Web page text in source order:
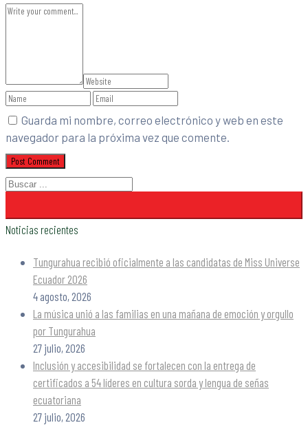
Guarda mi nombre, correo electrónico y web en este
navegador para la próxima vez que comente.
Noticias recientes
Tungurahua recibió oficialmente a las candidatas de Miss Universe
Ecuador 2026
4 agosto, 2026
La música unió a las familias en una mañana de emoción y orgullo
por Tungurahua
27 julio, 2026
Inclusión y accesibilidad se fortalecen con la entrega de
certificados a 54 líderes en cultura sorda y lengua de señas
ecuatoriana
27 julio, 2026